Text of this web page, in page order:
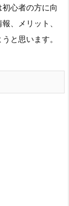
心者の方に向
、メリット、
と思います。